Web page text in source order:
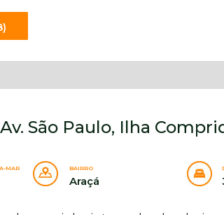
São Paulo, Ilha
MAR BAIRRO
Araçá